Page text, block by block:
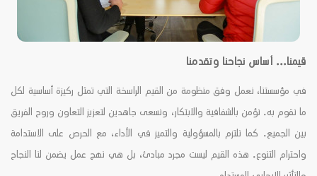
قيمنا... أساس نجاحنا وتقدمنا
في مؤسستنا، نعمل وفق منظومة من القيم الراسخة التي تمثل ركيزة أساسية لكل
ما نقوم به. نؤمن بالشفافية والابتكار، ونسعى جاهدين لتعزيز التعاون وروح الفريق
بين الجميع. كما نلتزم بالمسؤولية والتميز في الأداء، مع الحرص على الاستدامة
واحترام التنوع. هذه القيم ليست مجرد مبادئ، بل هي نهج عمل يضمن لنا النجاح